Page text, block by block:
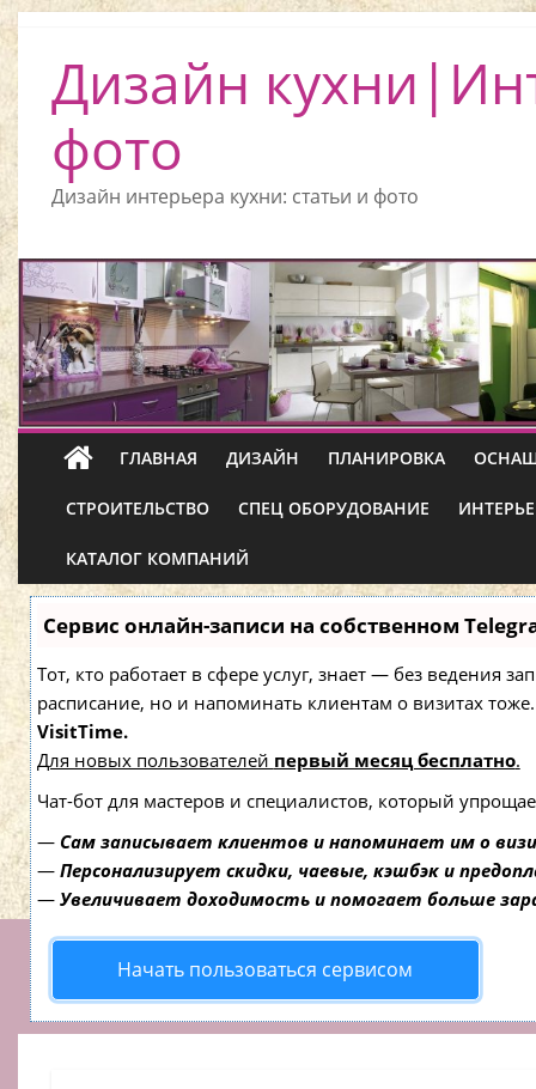
Дизайн
фото
Дизайн интерьера кухни: статьи и фото
ГЛАВНАЯ ДИЗАЙН ПЛАНИРОВКА
СТРОИТЕЛЬСТВО СПЕЦ ОБОРУДОВАНИЕ
КАТАЛОГ КОМПАНИЙ
Сервис онлайн-записи на собственном
Тот, кто работает в сфере услуг, знает — без ведения
расписание, но и напоминать клиентам о визитах
VisitTime.
Для новых пользователей первый месяц бесплатно.
Чат-бот для мастеров и специалистов, который
— Сам записывает клиентов и напоминает им о
— Персонализирует скидки, чаевые, кэшбэк и
— Увеличивает доходимость и помогает больше
Начать пользоваться сервисом